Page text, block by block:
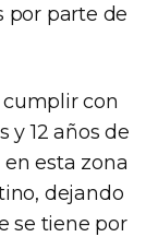
por parte de
cumplir con
y 12 años de
esta zona
dejando
se tiene por